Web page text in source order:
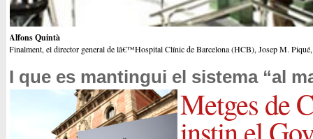
Alfons Quintà
Finalment, el director general de lâ€™Hospital Clínic de Barcelona (HCB), Josep M.
I que es mantingui el sistema “al
Metges de
instin el